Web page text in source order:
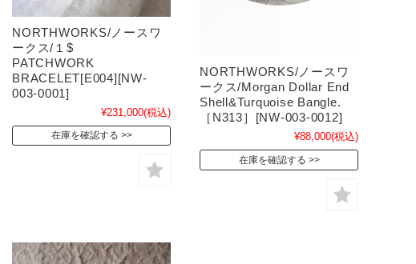
NORTHWORKS/ノースワ
ークス/１$
PATCHWORK
BRACELET[E004][NW-
003-0001]
¥231,000(税込)
在庫を確認する
NORTHWORKS/ノースワ
ークス/Morgan Dollar End
Shell&Turquoise Bangle.
［N313］[NW-003-0012]
¥88,000(税込)
在庫を確認する